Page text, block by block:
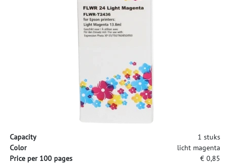
Capacity
1 stuks
Color
licht magenta
Price per 100 pages
€ 0,85